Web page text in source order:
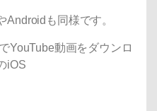
Androidも同様です。
YouTube動画をダウンロ
iOS